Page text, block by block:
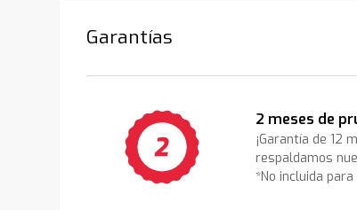
Garantías
2 meses de
¡Garantía de 12
respaldamos
*No incluida